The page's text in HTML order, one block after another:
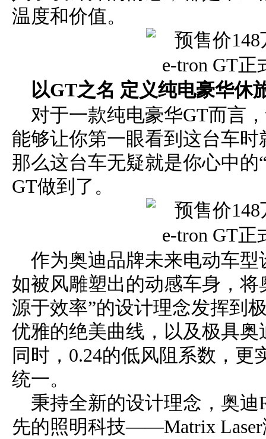
温度和价值。
以GT之名 定义纯电豪华休
对于一款纯电豪华GT而言
能够让你第一眼看到这台车
那么这台车无疑就是你心中的
GT做到了。
作为奥迪品牌未来电动车
如被风雕塑出的动感车身，
源于效率”的设计理念发挥到
优雅的绝美曲线，以及极具
同时，0.24的低风阻系数，
统一。
秉持全新的设计理念，奥迪
先的照明科技——Matrix